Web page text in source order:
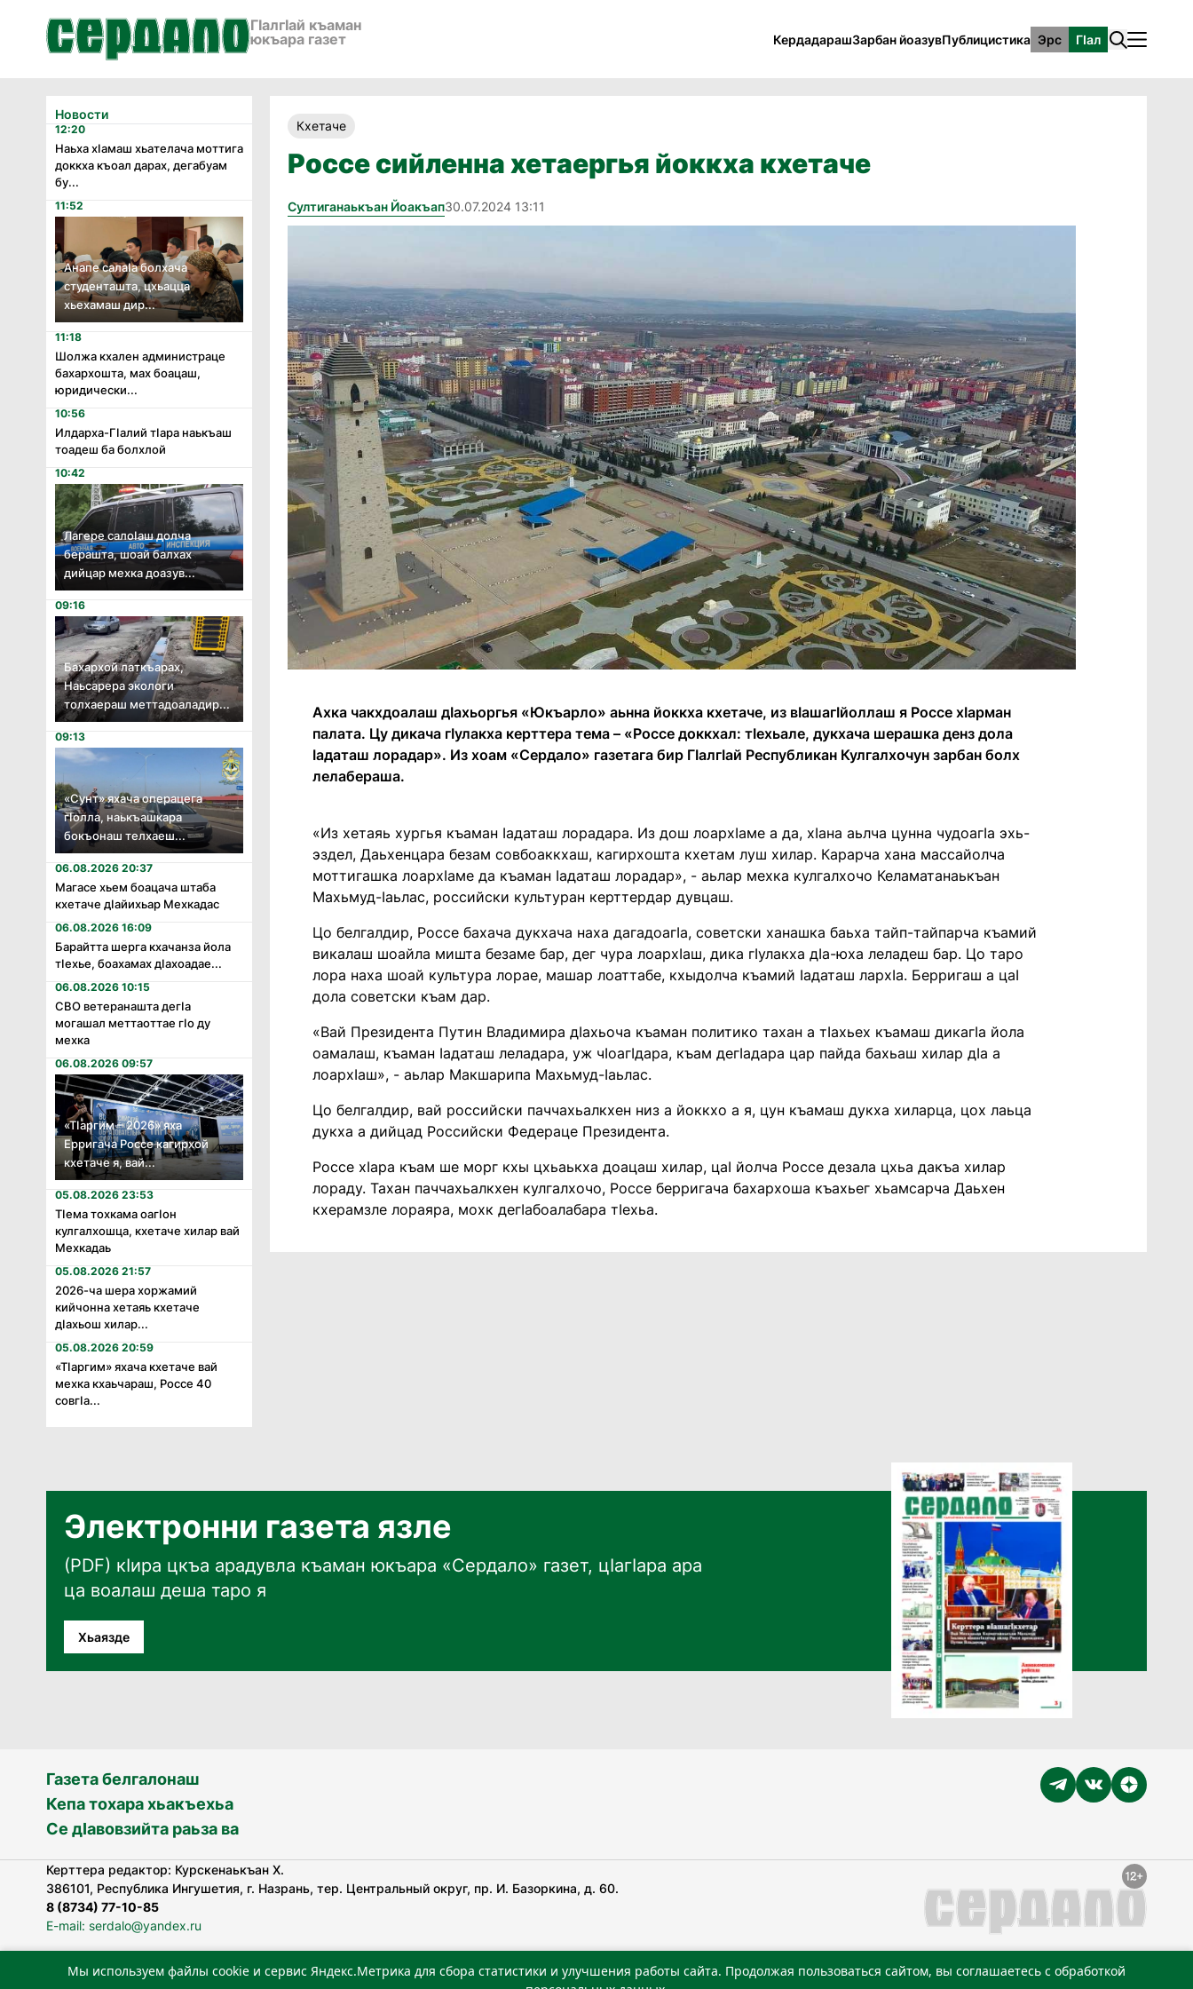
ГӀалгӀай къаман
юкъара газет
КердадарашЗарбан йоазувПублицистика Эрс ГӀал
Новости
12:20
Наьха хӏамаш хьателача моттига
доккха къоал дарах, дегабуам
бу...
11:52
Анапе салаӏа болхача
студенташта, цхьацца
хьехамаш дир...
11:18
Шолжа кхален администраце
бахархошта, мах боацаш,
юридически...
10:56
Илдарха-Гӏалий тӏара наькъаш
тоадеш ба болхлой
10:42
Лагере салоӏаш долча
берашта, шоай балхах
дийцар мехка доазув...
09:16
Бахархой латкъарах,
Наьсарера экологи
толхаераш меттадоаладир...
09:13
«Сунт» яхача операцега
гӏолла, наькъашкара
бокъонаш телхаеш...
06.08.2026 20:37
Магасе хьем боацача штаба
кхетаче дӏайихьар Мехкадас
06.08.2026 16:09
Барайтта шерга кхачанза йола
тӏехье, боахамах дӏахоадае...
06.08.2026 10:15
СВО ветеранашта дегӏа
могашал меттаоттае гӏо ду
мехка
06.08.2026 09:57
«Тӏаргим – 2026» яха
Ерригача Россе кагирхой
кхетаче я, вай...
05.08.2026 23:53
Тӏема тохкама оагӏон
кулгалхошца, кхетаче хилар вай
Мехкадаь
05.08.2026 21:57
2026-ча шера хоржамий
кийчонна хетаяь кхетаче
дӏахьош хилар...
05.08.2026 20:59
«Тӏаргим» яхача кхетаче вай
мехка кхаьчараш, Россе 40
совгӏа...
Кхетаче
Россе сийленна хетаергья йоккха кхетаче
Султиганаькъан Йоакъап30.07.2024 13:11
Ахка чакхдоалаш дӀахьоргья «Юкъарло» аьнна йоккха кхетаче, из вӀашагӀйоллаш я Россе хӀарман
палата. Цу дикача гӀулакха керттера тема – «Россе доккхал: тӀехьале, дукхача шерашка денз дола
Ӏадаташ лорадар». Из хоам «Сердало» газетага бир ГӀалгӀай Республикан Кулгалхочун зарбан болх
лелабераша.
«Из хетаяь хургья къаман Ӏадаташ лорадара. Из дош лоархӀаме а да, хӀана аьлча цунна чудоагӀа эхь-
эздел, Даьхенцара безам совбоаккхаш, кагирхошта кхетам луш хилар. Карарча хана массайолча
моттигашка лоархӀаме да къаман Ӏадаташ лорадар», - аьлар мехка кулгалхочо Келаматанаькъан
Махьмуд-Ӏаьлас, российски культуран керттердар дувцаш.
Цо белгалдир, Россе бахача дукхача наха дагадоагӀа, советски ханашка баьха тайп-тайпарча къамий
викалаш шоайла мишта безаме бар, дег чура лоархӀаш, дика гӀулакха дӀа-юха леладеш бар. Цо таро
лора наха шоай культура лорае, машар лоаттабе, кхыдолча къамий Ӏадаташ лархӀа. Берригаш а цаӀ
дола советски къам дар.
«Вай Президента Путин Владимира дӀахьоча къаман политико тахан а тӀахьех къамаш дикагӀа йола
оамалаш, къаман Ӏадаташ леладара, уж чӀоагӀдара, къам дегӀадара цар пайда бахьаш хилар дӀа а
лоархӀаш», - аьлар Макшарипа Махьмуд-Ӏаьлас.
Цо белгалдир, вай российски паччахьалкхен низ а йоккхо а я, цун къамаш дукха хиларца, цох лаьца
дукха а дийцад Российски Федераце Президента.
Россе хӀара къам ше морг кхы цхьаькха доацаш хилар, цаӀ йолча Россе дезала цхьа дакъа хилар
лораду. Тахан паччахьалкхен кулгалхочо, Россе берригача бахархоша къахьег хьамсарча Даьхен
кхерамзле лораяра, мохк дегӀабоалабара тӀехьа.
Электронни газета язле
(PDF) кӀира цкъа арадувла къаман юкъара «Сердало» газет, цӀагӀара ара
ца воалаш деша таро я
Хьаязде
Газета белгалонаш
Кепа тохара хьакъехьа
Се дӀавовзийта раьза ва
Керттера редактор: Курскенаькъан Х.
386101, Республика Ингушетия, г. Назрань, тер. Центральный округ, пр. И. Базоркина, д. 60.
8 (8734) 77-10-85
E-mail: serdalo@yandex.ru
«Сердало» газета арадувлар чIоагIдаьд бувзамеи, хоам беча гIирсаштеи, цар дуккхача тайпаштеи тIахьожам
Мы используем файлы cookie и сервис Яндекс.Метрика для сбора статистики и улучшения работы сайта. Продолжая пользоваться сайтом, вы соглашаетесь с обработкой